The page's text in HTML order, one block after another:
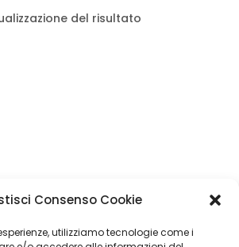
Consenso Cookie
utilizziamo tecnologie come i
del risultato